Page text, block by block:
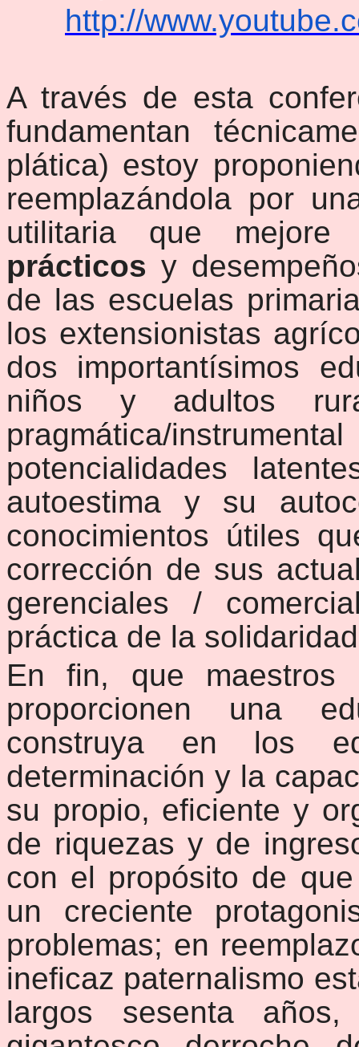
http://
A través de esta
fundamentan
plática) estoy
reemplazándola por
utilitaria que mejore
prácticos y
de las escuelas
los extensionistas
dos importantísimos
niños y adultos
pragmática/
potencialidades
autoestima y su
conocimientos útiles
corrección de sus
gerenciales /
práctica de la
En fin, que maestros
proporcionen una
construya en los
determinación y la
su propio, eficiente y
de riquezas y de
con el propósito de
un creciente
problemas; en
ineficaz paternalismo
largos sesenta